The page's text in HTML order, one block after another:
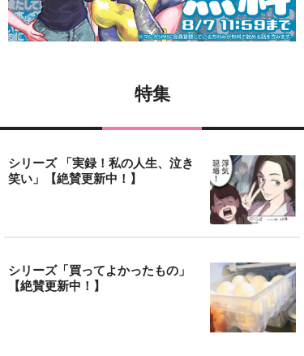
特集
シリーズ 「実録！私の人生、泣き
笑い」【絶賛更新中！】
シリーズ「買ってよかったもの」
【絶賛更新中！】